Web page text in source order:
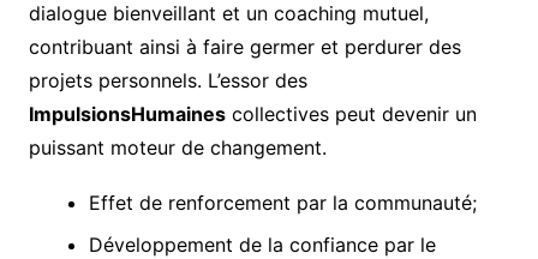
dialogue bienveillant et un coaching mutuel,
contribuant ainsi à faire germer et perdurer des
projets personnels. L’essor des
ImpulsionsHumainescollectives peut devenir un
puissant moteur de changement.
Effet de renforcement par la communauté;
Développement de la confiance par le